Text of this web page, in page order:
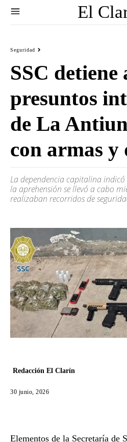
El
Seguridad
SSC detiene
presuntos
de La
con armas y
La dependencia capitalina
la aprehensión se llevó a cabo
realizaban recorridos de
Redacción El Clarín
30 junio, 2026
Elementos de la Secretaría de